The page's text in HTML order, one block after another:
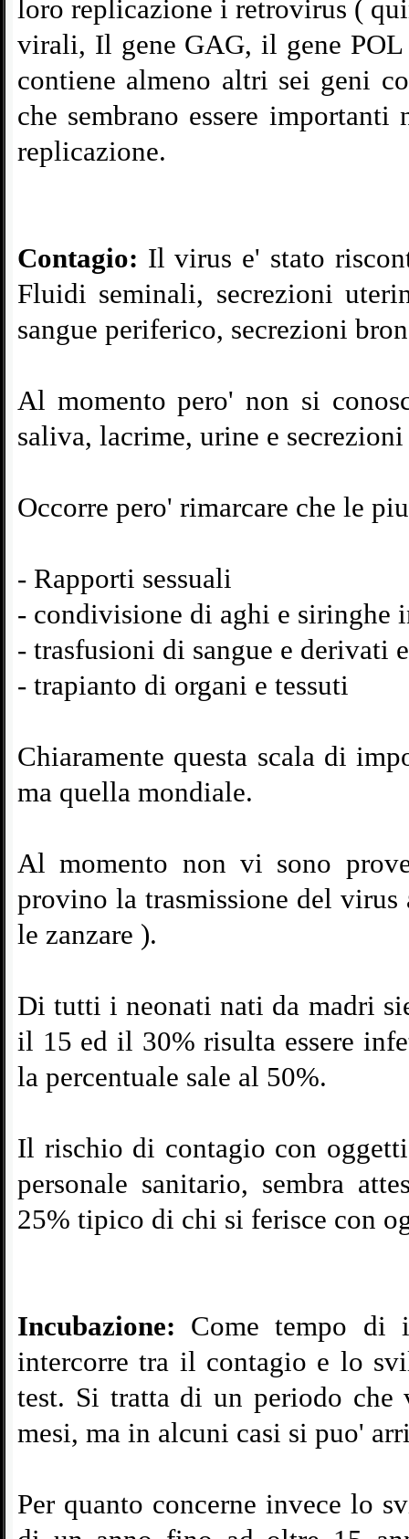
loro replicazione i retrovirus (
virali, Il gene GAG, il gene
contiene almeno altri sei geni
che sembrano essere
replicazione.
Contagio: Il virus e' stato
Fluidi seminali, secrezioni
sangue periferico, secrezioni
Al momento pero' non si
saliva, lacrime, urine e
Occorre pero' rimarcare che le
- Rapporti sessuali
- condivisione di aghi e siringhe
- trasfusioni di sangue e derivati
- trapianto di organi e tessuti
Chiaramente questa scala di
ma quella mondiale.
Al momento non vi sono
provino la trasmissione del virus
le zanzare ).
Di tutti i neonati nati da madri
il 15 ed il 30% risulta essere
la percentuale sale al 50%.
Il rischio di contagio con
personale sanitario, sembra
25% tipico di chi si ferisce con
Incubazione: Come tempo di
intercorre tra il contagio e lo
test. Si tratta di un periodo
mesi, ma in alcuni casi si puo'
Per quanto concerne invece lo